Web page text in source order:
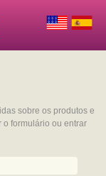
sobre os produtos e
o formulário ou entrar